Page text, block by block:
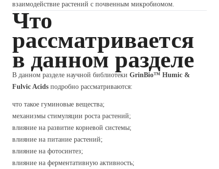
взаимодействие растений с почвенным микробиомом.
Что
рассматривается
в данном разделе
В данном разделе научной библиотеки GrinBio™ Humic &
Fulvic Acids подробно рассматриваются:
что такое гуминовые вещества;
механизмы стимуляции роста растений;
влияние на развитие корневой системы;
влияние на питание растений;
влияние на фотосинтез;
влияние на ферментативную активность;